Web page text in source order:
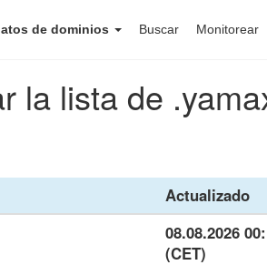
de dominios Buscar Monitorear
la lista de
Actualizado
08.08.2026
(CET)